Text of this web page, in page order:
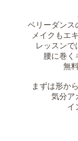
ベリーダンス
メイクもエ
レッスンで
腰に巻く
無
まずは形か
気分ア
イ